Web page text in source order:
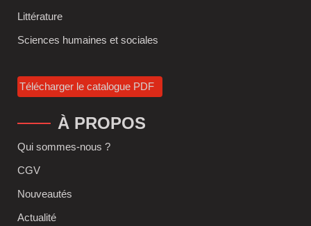
Littérature
Sciences humaines et sociales
Télécharger le catalogue PDF
À PROPOS
Qui sommes-nous ?
CGV
Nouveautés
Actualité